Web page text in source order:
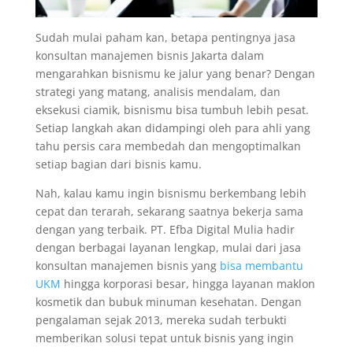
Sudah mulai paham kan, betapa pentingnya jasa
konsultan manajemen bisnis Jakarta dalam
mengarahkan bisnismu ke jalur yang benar? Dengan
strategi yang matang, analisis mendalam, dan
eksekusi ciamik, bisnismu bisa tumbuh lebih pesat.
Setiap langkah akan didampingi oleh para ahli yang
tahu persis cara membedah dan mengoptimalkan
setiap bagian dari bisnis kamu.
Nah, kalau kamu ingin bisnismu berkembang lebih
cepat dan terarah, sekarang saatnya bekerja sama
dengan yang terbaik. PT. Efba Digital Mulia hadir
dengan berbagai layanan lengkap, mulai dari jasa
konsultan manajemen bisnis yang bisa membantu
UKM hingga korporasi besar, hingga layanan maklon
kosmetik dan bubuk minuman kesehatan. Dengan
pengalaman sejak 2013, mereka sudah terbukti
memberikan solusi tepat untuk bisnis yang ingin